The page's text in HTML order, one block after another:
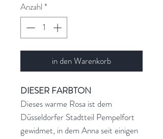
Anzahl *
in den Warenkorb
DIESER FARBTON
Dieses warme Rosa ist dem
Düsseldorfer Stadtteil Pempelfort
gewidmet, in dem Anna seit einigen